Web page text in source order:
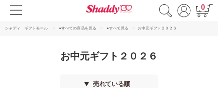
0
シャディ ギフトモール ●すべての商品を見る ●すべて見る お中元ギフト２０２６
お中元ギフト２０２６
売れている順